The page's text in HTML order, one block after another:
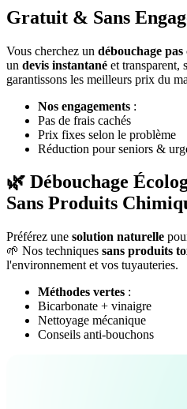
Gratuit & Sans
Vous cherchez un débouchage
un devis instantané et transparent,
garantissons les meilleurs prix du
Nos engagements :
Pas de frais cachés
Prix fixes selon le problème
Réduction pour seniors &
🌿 Débouchage
Sans Produits
Préférez une solution naturelle
🌱 Nos techniques sans produits
l'environnement et vos tuyauteries.
Méthodes vertes :
Bicarbonate + vinaigre
Nettoyage mécanique
Conseils anti-bouchons